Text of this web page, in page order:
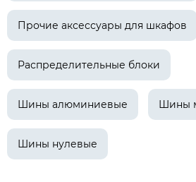
Прочие аксессуары для шкафов
Распределительные блоки
Шины алюминиевые Шины
Шины нулевые